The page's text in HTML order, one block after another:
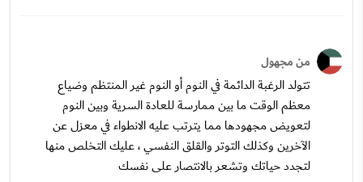
من مجهول
تتولد الرغبة الدائمة في النوم أو النوم غير المنتظم وضياع
معظم الوقت ما بين ممارسة للعادة السرية وبين النوم
لتعويض مجهودها مما يترتب عليه الانطواء في معزل عن
الآخرين وكذلك التوتر والقلق النفسي ، عليك التخلص منها
لتجدد حياتك وتشعر بالانتصار على نفسك